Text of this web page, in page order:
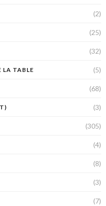
(2)
(25)
(32)
LA TABLE (5)
(68)
(3)
(305)
(4)
(8)
(3)
(7)